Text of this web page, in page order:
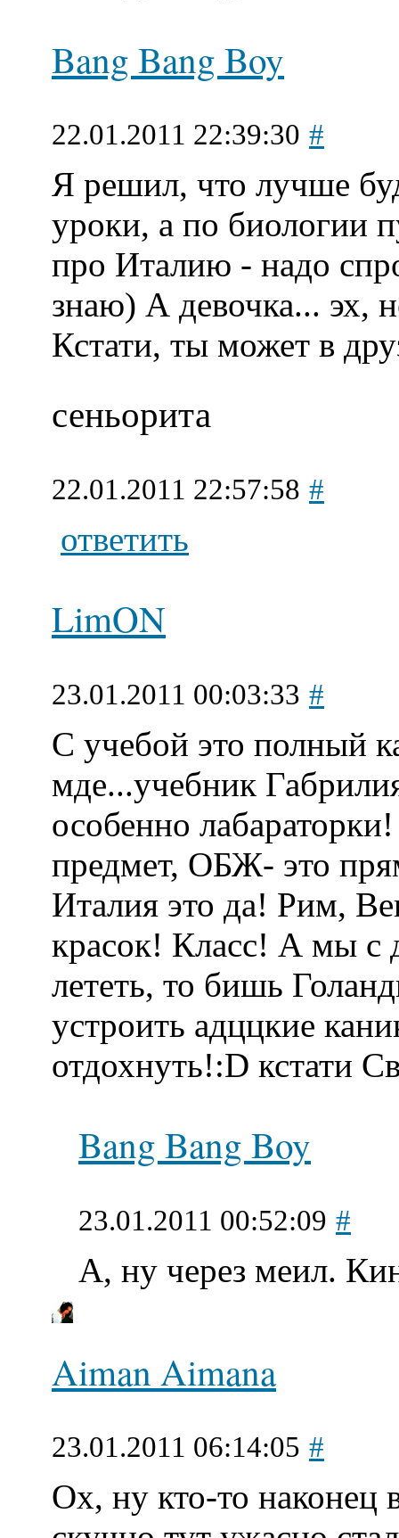
Bang Bang Boy
22.01.2011 22:39:30 #
Я решил, что лучше
уроки, а по биологии
про Италию - надо
знаю) А девочка... эх,
Кстати, ты может в
сеньорита
22.01.2011 22:57:58 #
ответить
LimON
23.01.2011 00:03:33 #
С учебой это полный
мде...учебник
особенно лабараторки
предмет, ОБЖ- это
Италия это да! Рим,
красок! Класс! А мы с
лететь, то бишь
устроить адццкие
отдохнуть!:D кстати
Bang Bang Boy
23.01.2011 00:52:09 #
А, ну через меил.
Aiman Aimana
23.01.2011 06:14:05 #
Ох, ну кто-то наконец